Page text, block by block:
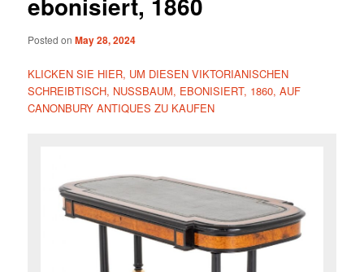
Posted onMay 28, 2024
KLICKEN SIE HIER, UM DIESEN VIKTORIANISCHEN
SCHREIBTISCH, NUSSBAUM, EBONISIERT, 1860, AUF
CANONBURY ANTIQUES ZU KAUFEN